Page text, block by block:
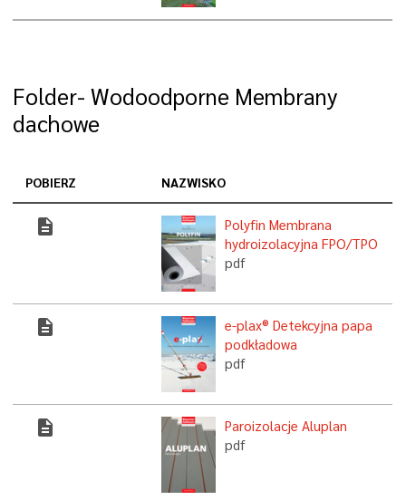
Folder- Wodoodporne Membrany
dachowe
POBIERZ NAZWISKO
description
Polyfin Membrana
hydroizolacyjna FPO/TPO
pdf
description
e-plax® Detekcyjna papa
podkładowa
pdf
description
Paroizolacje Aluplan
pdf